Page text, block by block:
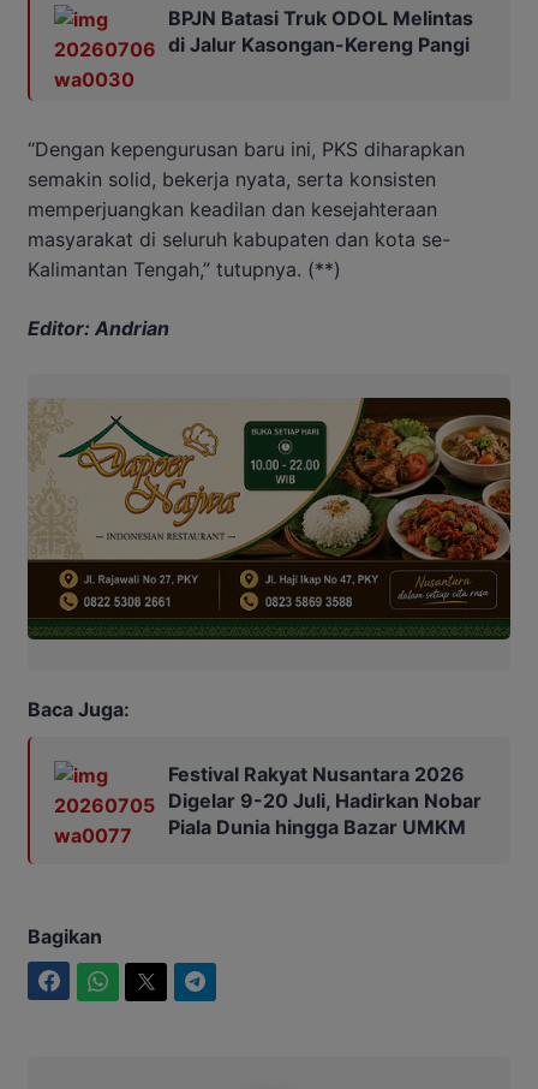
BPJN Batasi Truk ODOL Melintas
di Jalur Kasongan-Kereng Pangi
“Dengan kepengurusan baru ini, PKS diharapkan
semakin solid, bekerja nyata, serta konsisten
memperjuangkan keadilan dan kesejahteraan
masyarakat di seluruh kabupaten dan kota se-
Kalimantan Tengah,” tutupnya. (**)
Editor: Andrian
Baca Juga:
Festival Rakyat Nusantara 2026
Digelar 9-20 Juli, Hadirkan Nobar
Piala Dunia hingga Bazar UMKM
Bagikan